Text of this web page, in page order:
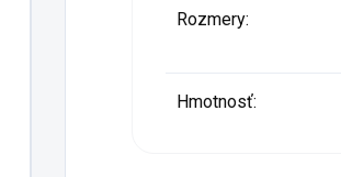
Rozmery:
Hmotnosť: